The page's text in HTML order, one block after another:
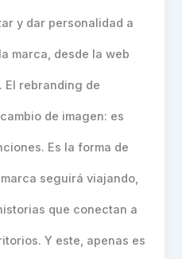
y dar personalidad a
marca, desde la web
El rebranding de
de imagen: es
Es la forma de
seguirá viajando,
que conectan a
Y este, apenas es